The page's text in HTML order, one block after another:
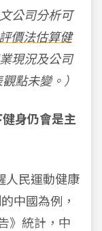
公司分析可
價法估算健
現況及公司
點未變。）
身仍會是主
人民運動健康
中國為例，
》統計，中